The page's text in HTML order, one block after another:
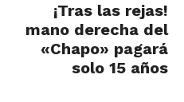
¡Tras las rejas!
mano derecha del
«Chapo» pagará
solo 15 años